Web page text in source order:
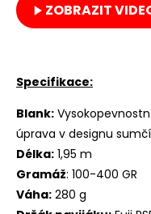
ZOBRAZIT
Specifikace:
Blank:
úprava v designu
Délka: 1,95 m
Gramáž: 100-400 GR
Váha: 280 g